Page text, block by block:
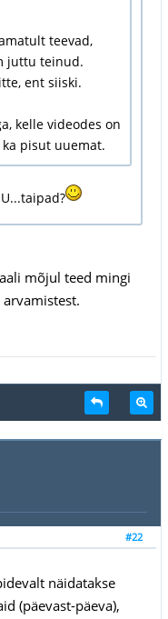
teevad,
juttu teinud.
ent siiski.
kelle videodes on
pisut uuemat.
mõjul teed mingi
#22
näidatakse
(päevast-päeva),